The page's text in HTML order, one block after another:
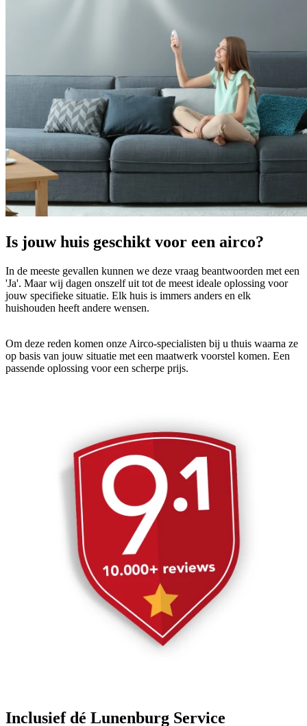
Is jouw huis geschikt voor een airco?
In de meeste gevallen kunnen we deze vraag beantwoorden met een
'Ja'. Maar wij dagen onszelf uit tot de meest ideale oplossing voor
jouw specifieke situatie. Elk huis is immers anders en elk
huishouden heeft andere wensen.
Om deze reden komen onze Airco-specialisten bij u thuis waarna ze
op basis van jouw situatie met een maatwerk voorstel komen. Een
passende oplossing voor een scherpe prijs.
Inclusief dé Lunenburg Service